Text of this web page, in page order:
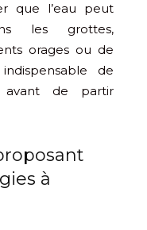
que l’eau peut
les grottes,
orages ou de
de
avant de partir
à